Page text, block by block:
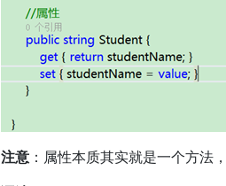
注意 ：属性本质其实就是一个方法